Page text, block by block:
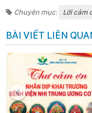
Chuyên mục: Lời cảm
BÀI VIẾT LIÊN